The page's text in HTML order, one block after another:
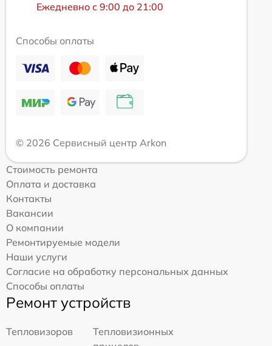
Ежедневно с 9:00 до 21:00
Способы оплаты
© 2026 Сервисный центр Arkon
Стоимость ремонта
Оплата и доставка
Контакты
Вакансии
О компании
Ремонтируемые модели
Наши услуги
Согласие на обработку персональных данных
Способы оплаты
Ремонт устройств
Тепловизоров
Тепловизионных